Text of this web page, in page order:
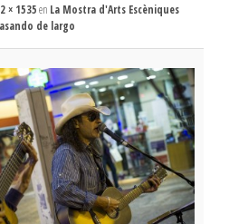
× 1535en La Mostra d'Arts Escèniques
de largo